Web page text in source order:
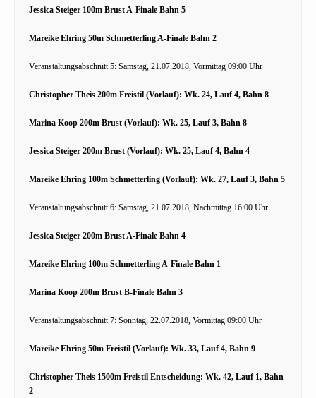
Jessica Steiger 100m Brust A-Finale Bahn 5
Mareike Ehring 50m Schmetterling A-Finale Bahn 2
Veranstaltungsabschnitt 5: Samstag, 21.07.2018, Vormittag 09:00 Uhr
Christopher Theis 200m Freistil (Vorlauf): Wk. 24, Lauf 4, Bahn 8
Marina Koop 200m Brust (Vorlauf): Wk. 25, Lauf 3, Bahn 8
Jessica Steiger 200m Brust (Vorlauf): Wk. 25, Lauf 4, Bahn 4
Mareike Ehring 100m Schmetterling (Vorlauf): Wk. 27, Lauf 3, Bahn 5
Veranstaltungsabschnitt 6: Samstag, 21.07.2018, Nachmittag 16:00 Uhr
Jessica Steiger 200m Brust A-Finale Bahn 4
Mareike Ehring 100m Schmetterling A-Finale Bahn 1
Marina Koop 200m Brust B-Finale Bahn 3
Veranstaltungsabschnitt 7: Sonntag, 22.07.2018, Vormittag 09:00 Uhr
Mareike Ehring 50m Freistil (Vorlauf): Wk. 33, Lauf 4, Bahn 9
Christopher Theis 1500m Freistil Entscheidung: Wk. 42, Lauf 1, Bahn
2